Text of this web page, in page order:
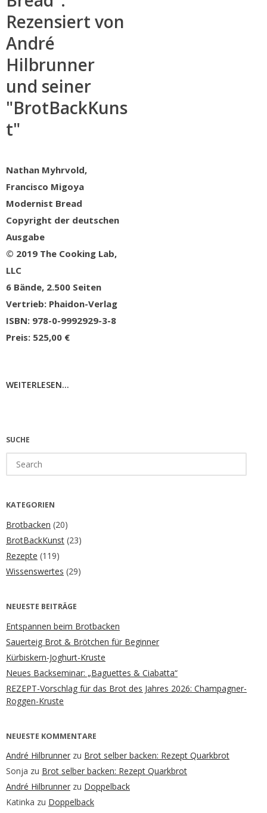
Rezensiert von
André
Hilbrunner
und seiner
"BrotBackKuns
t"
Nathan Myhrvold,
Francisco Migoya
Modernist Bread
Copyright der deutschen
Ausgabe
© 2019 The Cooking Lab,
LLC
6 Bände, 2.500 Seiten
Vertrieb: Phaidon-Verlag
ISBN: 978-0-9992929-3-8
Preis: 525,00 €
WEITERLESEN...
SUCHE
for:
KATEGORIEN
Brotbacken (20)
BrotBackKunst (23)
Rezepte (119)
Wissenswertes (29)
NEUESTE BEITRÄGE
Entspannen beim Brotbacken
Sauerteig Brot & Brötchen für Beginner
Kürbiskern-Joghurt-Kruste
Neues Backseminar: „Baguettes & Ciabatta“
REZEPT-Vorschlag für das Brot des Jahres 2026: Champagner-
Roggen-Kruste
NEUESTE KOMMENTARE
André Hilbrunner zu Brot selber backen: Rezept Quarkbrot
Sonja zu Brot selber backen: Rezept Quarkbrot
André Hilbrunner zu Doppelback
Katinka zu Doppelback